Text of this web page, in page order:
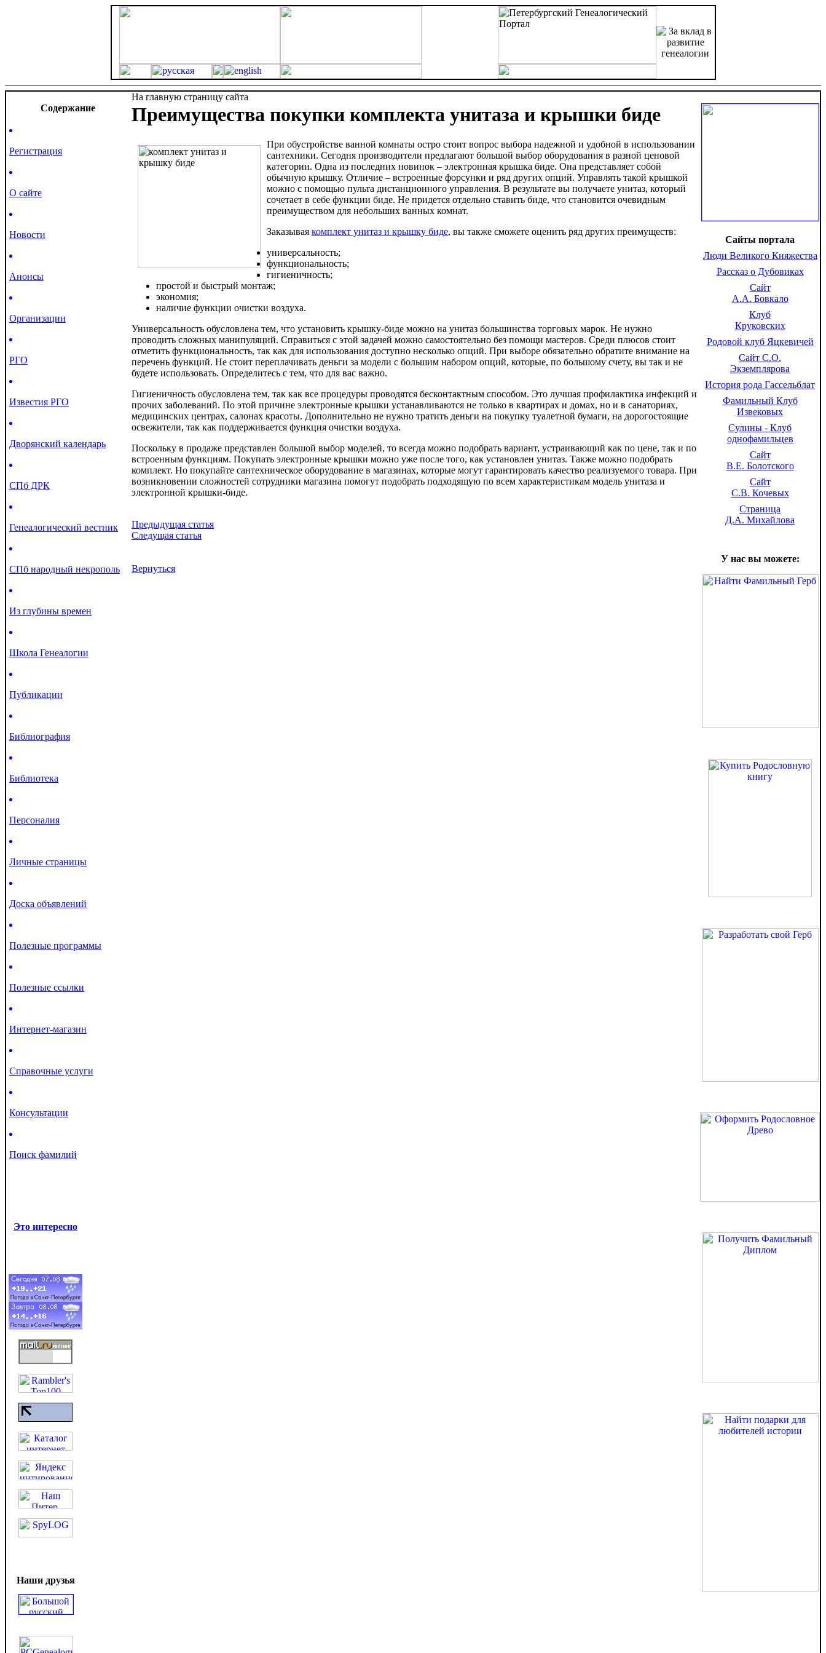
Cодержание
Регистрация
О сайте
Новости
Анонсы
Организации
РГО
Известия РГО
Дворянский календарь
СПб ДРК
Генеалогический вестник
СПб народный некрополь
Из глубины времен
Школа Генеалогии
Публикации
Библиография
Библиотека
Персоналия
Личные страницы
Доска объявлений
Полезные программы
Полезные ссылки
Интернет-магазин
Справочные услуги
Консультации
Поиск фамилий
Это интересно
Наши друзья
На главную страницу сайта
Преимущества покупки комплекта унитаза и крышки биде
При обустройстве ванной комнаты остро стоит вопрос выбора надежной и удобной в использовании
сантехники. Сегодня производители предлагают большой выбор оборудования в разной ценовой
категории. Одна из последних новинок – электронная крышка биде. Она представляет собой
обычную крышку. Отличие – встроенные форсунки и ряд других опций. Управлять такой крышкой
можно с помощью пульта дистанционного управления. В результате вы получаете унитаз, который
сочетает в себе функции биде. Не придется отдельно ставить биде, что становится очевидным
преимуществом для небольших ванных комнат.
Заказывая комплект унитаз и крышку биде, вы также сможете оценить ряд других преимуществ:
универсальность;
функциональность;
гигиеничность;
простой и быстрый монтаж;
экономия;
наличие функции очистки воздуха.
Универсальность обусловлена тем, что установить крышку-биде можно на унитаз большинства торговых марок. Не нужно
проводить сложных манипуляций. Справиться с этой задачей можно самостоятельно без помощи мастеров. Среди плюсов стоит
отметить функциональность, так как для использования доступно несколько опций. При выборе обязательно обратите внимание на
перечень функций. Не стоит переплачивать деньги за модели с большим набором опций, которые, по большому счету, вы так и не
будете использовать. Определитесь с тем, что для вас важно.
Гигиеничность обусловлена тем, так как все процедуры проводятся бесконтактным способом. Это лучшая профилактика инфекций и
прочих заболеваний. По этой причине электронные крышки устанавливаются не только в квартирах и домах, но и в санаториях,
медицинских центрах, салонах красоты. Дополнительно не нужно тратить деньги на покупку туалетной бумаги, на дорогостоящие
освежители, так как поддерживается функция очистки воздуха.
Поскольку в продаже представлен большой выбор моделей, то всегда можно подобрать вариант, устраивающий как по цене, так и по
встроенным функциям. Покупать электронные крышки можно уже после того, как установлен унитаз. Также можно подобрать
комплект. Но покупайте сантехническое оборудование в магазинах, которые могут гарантировать качество реализуемого товара. При
возникновении сложностей сотрудники магазина помогут подобрать подходящую по всем характеристикам модель унитаза и
электронной крышки-биде.
Предыдущая статья
Следущая статья
Вернуться
Сайты портала
Люди Великого Княжества
Рассказ о Дубовиках
Сайт
А.А. Бовкало
Клуб
Круковских
Родовой клуб Яцкевичей
Сайт С.О.
Экземплярова
История рода Гассельблат
Фамильный Клуб
Извековых
Сулины - Клуб
однофамильцев
Сайт
В.Е. Болотского
Сайт
С.В. Кочевых
Страница
Д.А. Михайлова
У нас вы можете: